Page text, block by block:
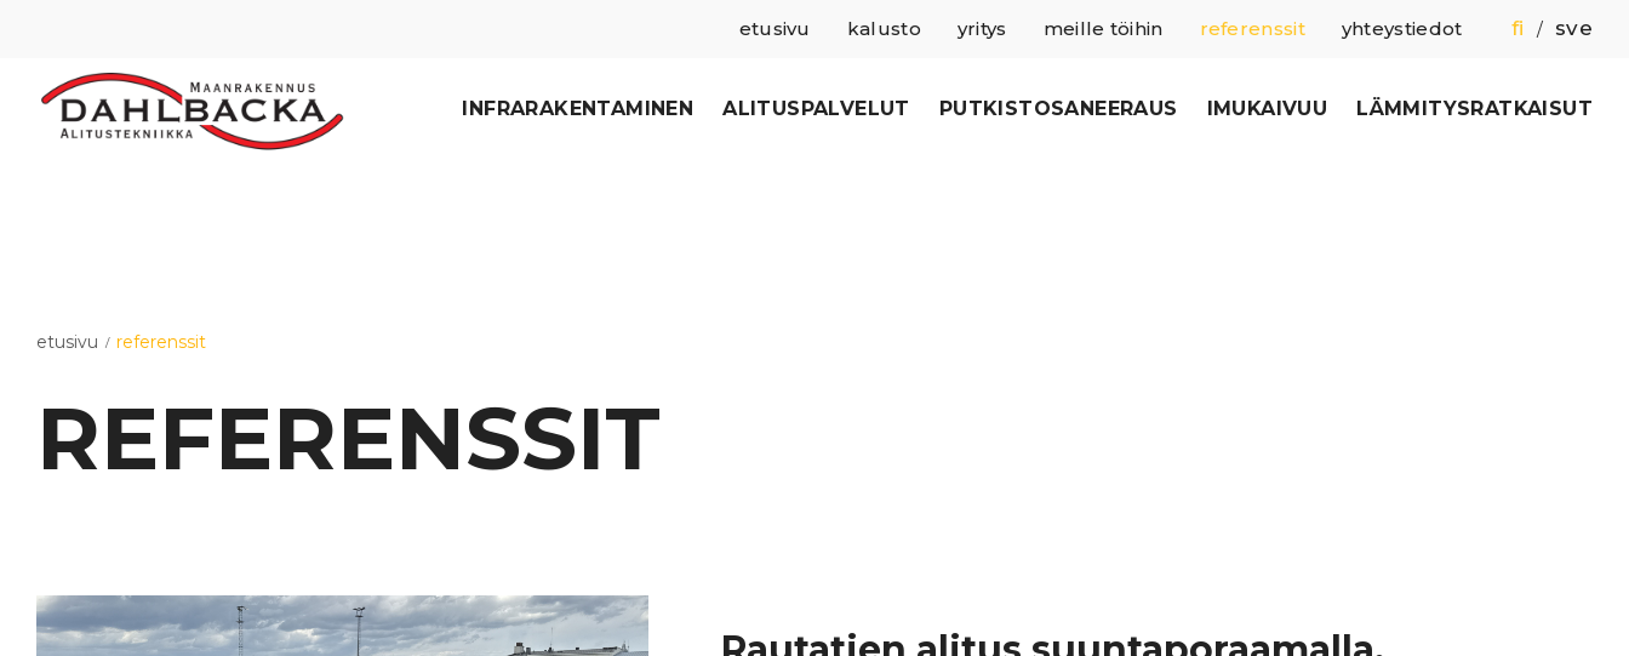
fi / sve
etusivu kalusto yritys meille töihin referenssit yhteystiedot
INFRARAKENTAMINEN ALITUSPALVELUT PUTKISTOSANEERAUS IMUKAIVUU LÄMMITYSRATKAISUT
etusivu / referenssit
REFERENSSIT